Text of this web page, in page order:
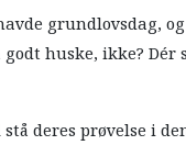
grundlovsdag,
huske, ikke?
deres prøvelse i